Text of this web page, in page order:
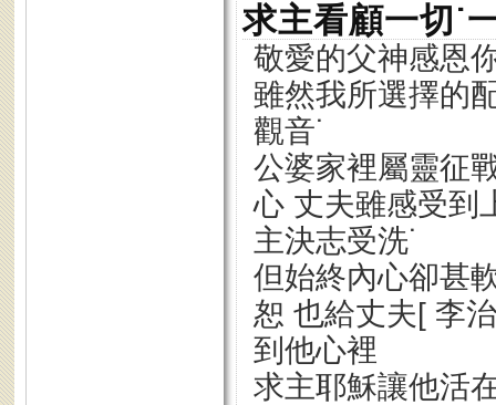
求主看顧一切˙
敬愛的父神感恩
雖然我所選擇的
觀音˙
公婆家裡屬靈征
心 丈夫雖感受到
主決志受洗˙
但始終內心卻甚
恕 也給丈夫[ 李
到他心裡
求主耶穌讓他活